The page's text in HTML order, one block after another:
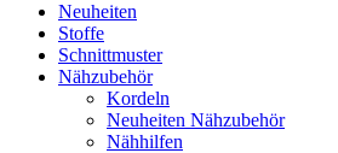
Neuheiten
Stoffe
Schnittmuster
Nähzubehör
Kordeln
Neuheiten Nähzubehör
Nähhilfen